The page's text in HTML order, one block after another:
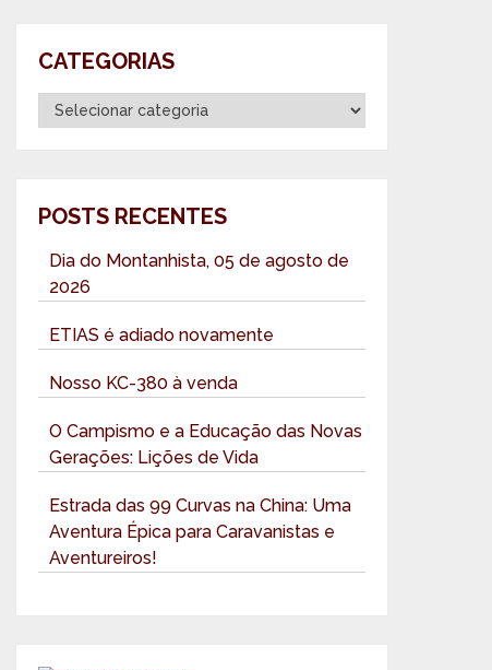
CATEGORIAS
Categorias
POSTS RECENTES
Dia do Montanhista, 05 de agosto de
2026
ETIAS é adiado novamente
Nosso KC-380 à venda
O Campismo e a Educação das Novas
Gerações: Lições de Vida
Estrada das 99 Curvas na China: Uma
Aventura Épica para Caravanistas e
Aventureiros!